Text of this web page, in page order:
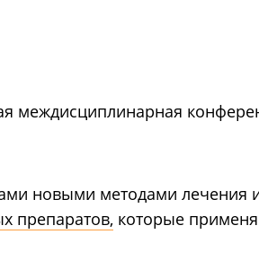
междисциплинарная
новыми методами лечения
препаратов, которые